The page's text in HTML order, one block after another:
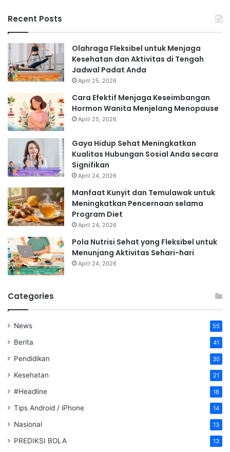
Recent Posts
Olahraga Fleksibel untuk Menjaga
Kesehatan dan Aktivitas di Tengah
Jadwal Padat Anda
April 25, 2026
Cara Efektif Menjaga Keseimbangan
Hormon Wanita Menjelang Menopause
April 25, 2026
Gaya Hidup Sehat Meningkatkan
Kualitas Hubungan Sosial Anda secara
Signifikan
April 24, 2026
Manfaat Kunyit dan Temulawak untuk
Meningkatkan Pencernaan selama
Program Diet
April 24, 2026
Pola Nutrisi Sehat yang Fleksibel untuk
Menunjang Aktivitas Sehari-hari
April 24, 2026
Categories
News 55
Berita 41
Pendidikan 30
Kesehatan 21
#Headline 18
Tips Android / iPhone 14
Nasional 13
PREDIKSI BOLA 13